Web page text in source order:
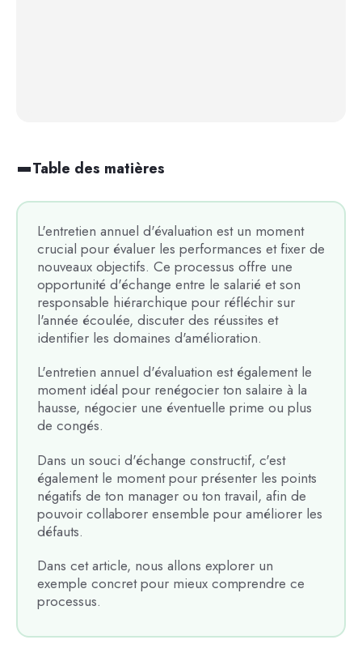
L'entretien annuel d'évaluation est un moment
crucial pour évaluer les performances et fixer de
nouveaux objectifs. Ce processus offre une
opportunité d'échange entre le salarié et son
responsable hiérarchique pour réfléchir sur
l'année écoulée, discuter des réussites et
identifier les domaines d'amélioration.
L'entretien annuel d'évaluation est également le
moment idéal pour renégocier ton salaire à la
hausse, négocier une éventuelle prime ou plus
de congés.
Dans un souci d'échange constructif, c'est
également le moment pour présenter les points
négatifs de ton manager ou ton travail, afin de
pouvoir collaborer ensemble pour améliorer les
défauts.
Dans cet article, nous allons explorer un
exemple concret pour mieux comprendre ce
processus.
Table des matières